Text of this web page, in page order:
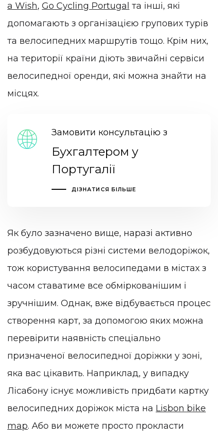
a Wish, Go Cycling Portugal та інші, які
допомагають з організацією групових турів
та велосипедних маршрутів тощо. Крім них,
на території країни діють звичайні сервіси
велосипедної оренди, які можна знайти на
місцях.
Замовити консультацію з
Бухгалтером у
Португалії
ДІЗНАТИСЯ БІЛЬШЕ
Як було зазначено вище, наразі активно
розбудовуються різні системи велодоріжок,
тож користування велосипедами в містах з
часом ставатиме все обміркованішим і
зручнішим. Однак, вже відбувається процес
створення карт, за допомогою яких можна
перевірити наявність спеціально
призначеної велосипедної доріжки у зоні,
яка вас цікавить. Наприклад, у випадку
Лісабону існує можливість придбати картку
велосипедних доріжок міста на Lisbon bike
map. Або ви можете просто прокласти